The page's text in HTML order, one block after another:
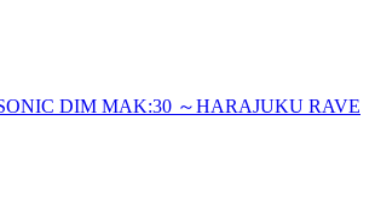
DIM MAK:30 ～HARAJUKU RAVE